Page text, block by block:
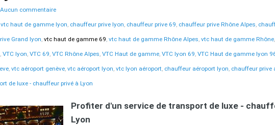
Aucun commentaire
vtc haut de gamme lyon, chauffeur prive lyon, chauffeur prive 69, chauffeur prive Rhône Alpes,
Grand lyon, vtc haut de gamme 69, vtc haut de gamme Rhône Alpes, vtc haut de gamme Rhône,
, VTC lyon, VTC 69, VTC Rhône Alpes, VTC Haut de gamme, VTC lyon 69, VTC Haut de gamme lyon
, vtc aéroport genève, vtc aéroport lyon, vtc lyon aéroport, chauffeur aéroport lyon, chauffeur prive
de luxe - chauffeur privé à Lyon
Profiter d'un service de transport de luxe -
Lyon